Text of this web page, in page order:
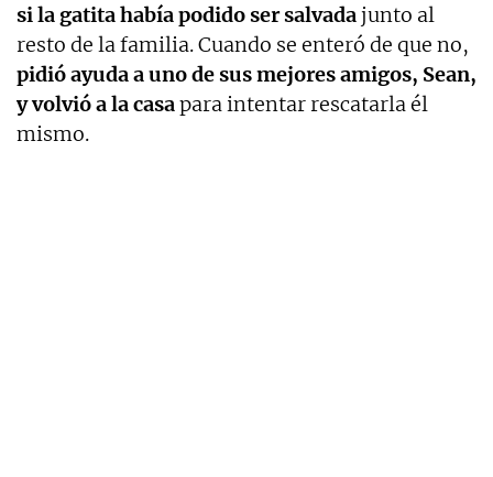
si la gatita había podido ser salvadajunto al
resto de la familia. Cuando se enteró de que no,
pidió ayuda a uno de sus mejores amigos, Sean,
y volvió a la casapara intentar rescatarla él
mismo.